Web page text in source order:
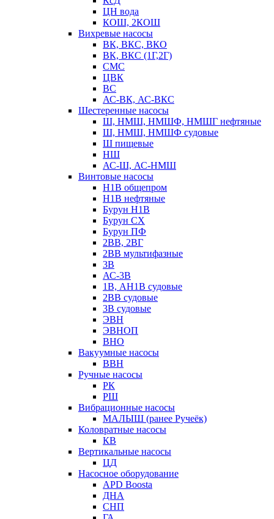
ЦН вода
КОШ, 2КОШ
Вихревые насосы
ВК, ВКС, ВКО
ВК, ВКС (1Г,2Г)
СМС
ЦВК
ВС
АС-ВК, АС-ВКС
Шестеренные насосы
Ш, НМШ, НМШФ, НМШГ нефтяные
Ш, НМШ, НМШФ судовые
Ш пищевые
НШ
АС-Ш, АС-НМШ
Винтовые насосы
Н1В общепром
Н1В нефтяные
Бурун Н1В
Бурун СХ
Бурун ПФ
2ВВ, 2ВГ
2ВВ мультифазные
3В
АС-3В
1В, АН1В судовые
2ВВ судовые
3В судовые
ЭВН
ЭВНОП
ВНО
Вакуумные насосы
ВВН
Ручные насосы
РК
РШ
Вибрационные насосы
МАЛЫШ (ранее Ручеёк)
Коловратные насосы
КВ
Вертикальные насосы
ЦД
Насосное оборудование
APD Boosta
ДНА
СНП